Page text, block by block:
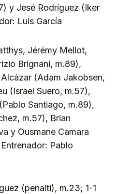
y Jesé Rodríguez (Iker
Luis García
Jérémy Mellot,
Brignani, m.89),
(Adam Jakobsen,
(Israel Suero, m.57),
Santiago, m.89),
m.57), Brian
y Ousmane Camara
Pablo
(penalti), m.23; 1-1